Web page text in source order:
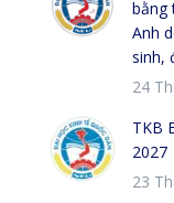
bằng
Anh
sinh,
24
TKB
2027
23